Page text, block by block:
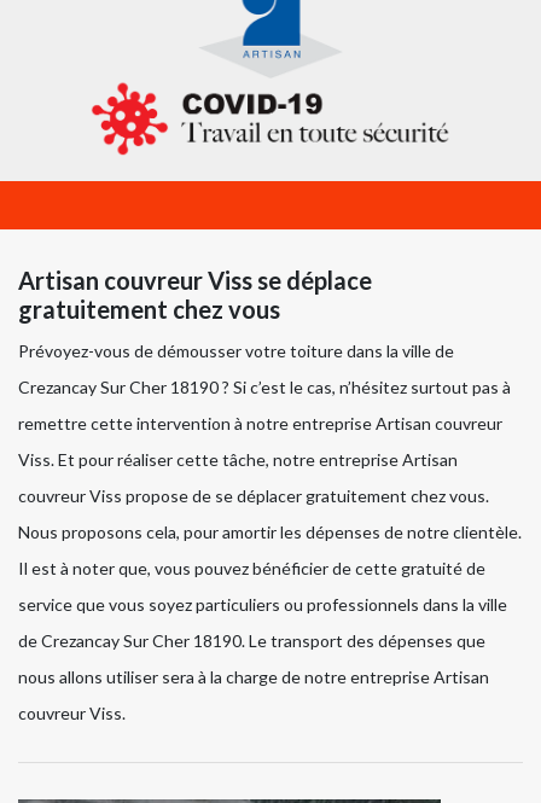
Artisan couvreur Viss se déplace
gratuitement chez vous
Prévoyez-vous de démousser votre toiture dans la ville de
Crezancay Sur Cher 18190 ? Si c’est le cas, n’hésitez surtout pas à
remettre cette intervention à notre entreprise Artisan couvreur
Viss. Et pour réaliser cette tâche, notre entreprise Artisan
couvreur Viss propose de se déplacer gratuitement chez vous.
Nous proposons cela, pour amortir les dépenses de notre clientèle.
Il est à noter que, vous pouvez bénéficier de cette gratuité de
service que vous soyez particuliers ou professionnels dans la ville
de Crezancay Sur Cher 18190. Le transport des dépenses que
nous allons utiliser sera à la charge de notre entreprise Artisan
couvreur Viss.